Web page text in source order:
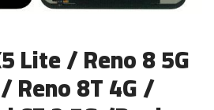
Lite / Reno 8 5G
Reno 8T 4G /